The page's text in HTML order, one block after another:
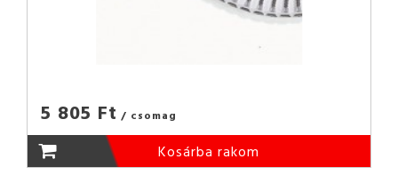
5 805 Ft / csomag
Kosárba rakom